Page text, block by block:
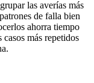
las averías más
de falla bien
ahorra tiempo
más repetidos